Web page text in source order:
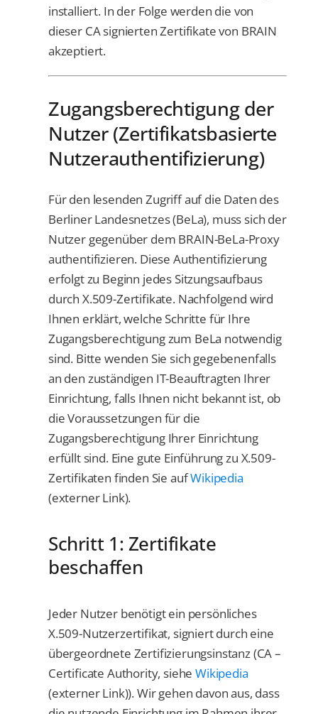
installiert. In der Folge werden die von
dieser CA signierten Zertifikate von BRAIN
akzeptiert.
Zugangsberechtigung der
Nutzer (Zertifikatsbasierte
Nutzerauthentifizierung)
Für den lesenden Zugriff auf die Daten des
Berliner Landesnetzes (BeLa), muss sich der
Nutzer gegenüber dem BRAIN-BeLa-Proxy
authentifizieren. Diese Authentifizierung
erfolgt zu Beginn jedes Sitzungsaufbaus
durch X.509-Zertifikate. Nachfolgend wird
Ihnen erklärt, welche Schritte für Ihre
Zugangsberechtigung zum BeLa notwendig
sind. Bitte wenden Sie sich gegebenenfalls
an den zuständigen IT-Beauftragten Ihrer
Einrichtung, falls Ihnen nicht bekannt ist, ob
die Voraussetzungen für die
Zugangsberechtigung Ihrer Einrichtung
erfüllt sind. Eine gute Einführung zu X.509-
Zertifikaten finden Sie aufWikipedia
(externer Link).
Schritt 1: Zertifikate
beschaffen
Jeder Nutzer benötigt ein persönliches
X.509-Nutzerzertifikat, signiert durch eine
übergeordnete Zertifizierungsinstanz (CA –
Certificate Authority, sieheWikipedia
(externer Link)). Wir gehen davon aus, dass